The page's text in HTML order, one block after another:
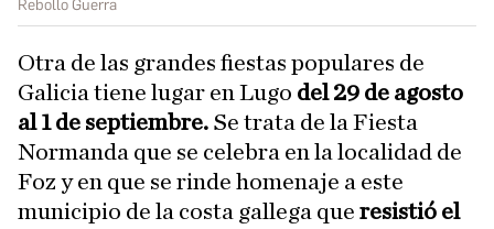
Rebollo Guerra
Otra de las grandes fiestas populares de
Galicia tiene lugar en Lugo del 29 de agosto
al 1 de septiembre. Se trata de la Fiesta
Normanda que se celebra en la localidad de
Foz y en que se rinde homenaje a este
municipio de la costa gallega que resistió el